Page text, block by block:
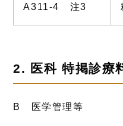
A311-4 注3
2. 医科 特掲診療
B 医学管理等